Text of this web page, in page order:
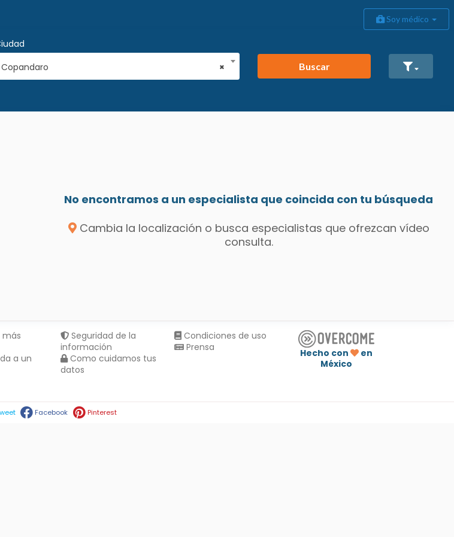
Soy médico
×
Copandaro Buscar
No encontramos a un especialista que coincida con tu búsqueda
Cambia la localización o busca especialistas que ofrezcan vídeo
consulta.
más
a un
Seguridad de la
información
Como cuidamos tus
datos
Condiciones de uso
Prensa
Hecho con
en
México
Facebook Pinterest